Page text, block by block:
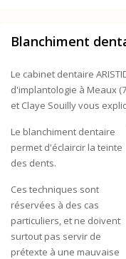
Blanchiment
Le cabinet dentaire
d'implantologie à Meaux
et Claye Souilly vous
Le blanchiment dentaire
permet d'éclaircir la teinte
des dents.
Ces techniques sont
réservées à des cas
particuliers, et ne doivent
surtout pas servir de
prétexte à une mauvaise